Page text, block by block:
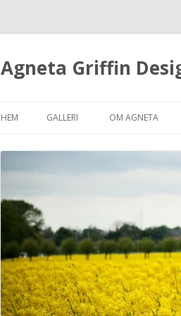
Agneta Griffin
HEM GALLERI OM AGNETA